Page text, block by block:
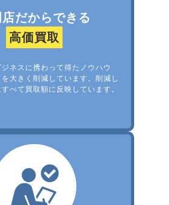
だからできる
高価買取
ネスに携わって得たノウハウ
大きく削減しています。削減し
べて買取額に反映しています。